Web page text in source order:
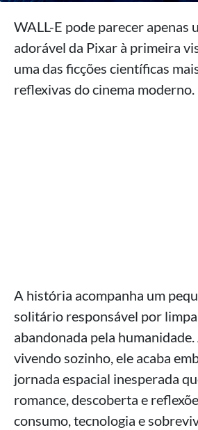
WALL-E pode parecer apenas
adorável da Pixar à primeira
uma das ficções científicas
reflexivas do cinema moderno.
A história acompanha um
solitário responsável por
abandonada pela
vivendo sozinho, ele acaba
jornada espacial inesperada
romance, descoberta e
consumo, tecnologia e